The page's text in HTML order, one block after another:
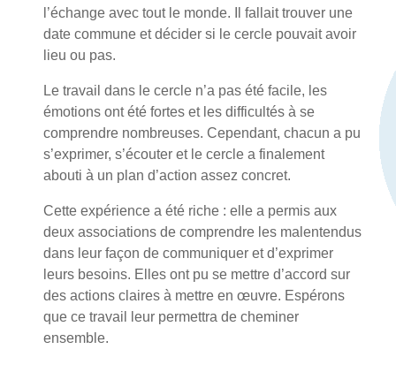
l’échange avec tout le monde. Il fallait trouver une
date commune et décider si le cercle pouvait avoir
lieu ou pas.
Le travail dans le cercle n’a pas été facile, les
émotions ont été fortes et les difficultés à se
comprendre nombreuses. Cependant, chacun a pu
s’exprimer, s’écouter et le cercle a finalement
abouti à un plan d’action assez concret.
Cette expérience a été riche : elle a permis aux
deux associations de comprendre les malentendus
dans leur façon de communiquer et d’exprimer
leurs besoins. Elles ont pu se mettre d’accord sur
des actions claires à mettre en œuvre. Espérons
que ce travail leur permettra de cheminer
ensemble.